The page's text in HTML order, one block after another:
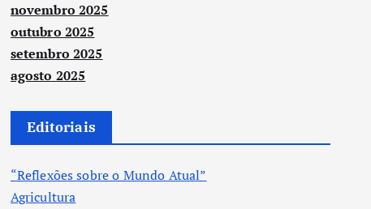
novembro 2025
outubro 2025
setembro 2025
agosto 2025
Editoriais
“Reflexões sobre o Mundo Atual”
Agricultura